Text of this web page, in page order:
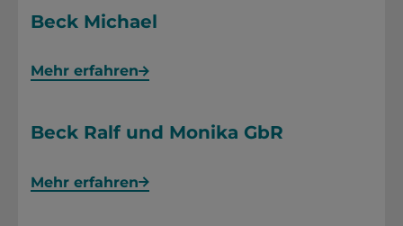
Beck Michael
Mehr erfahren
Beck Ralf und Monika GbR
Mehr erfahren